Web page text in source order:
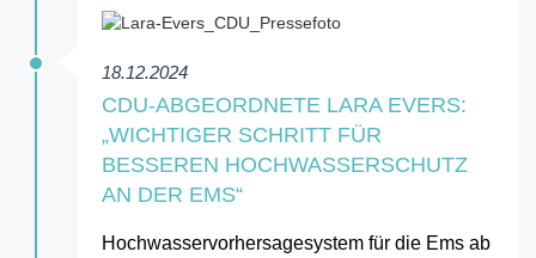
18.12.2024
CDU-ABGEORDNETE LARA EVERS:
„WICHTIGER SCHRITT FÜR
BESSEREN HOCHWASSERSCHUTZ
AN DER EMS“
Hochwasservorhersagesystem für die Ems ab